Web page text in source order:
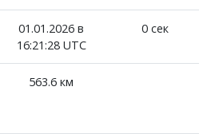
01.01.2026 в
16:21:28 UTC
0 сек
563.6 км